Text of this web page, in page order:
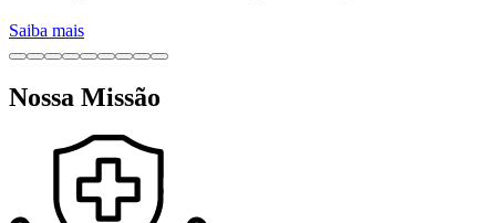
Saiba mais
Nossa Missão